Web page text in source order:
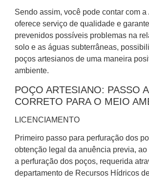
Sendo assim, você pode contar com
oferece serviço de qualidade e
prevenidos possíveis problemas na
solo e as águas subterrâneas,
poços artesianos de uma maneira
ambiente.
POÇO ARTESIANO: PASSO
CORRETO PARA O MEIO
LICENCIAMENTO
Primeiro passo para perfuração dos
obtenção legal da anuência previa,
a perfuração dos poços, requerida
departamento de Recursos Hídricos